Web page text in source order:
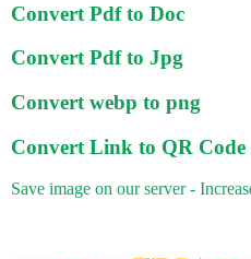
Convert Pdf to Doc
Convert Pdf to Jpg
Convert webp to png
Convert Link to QR Code
Save image on our server -